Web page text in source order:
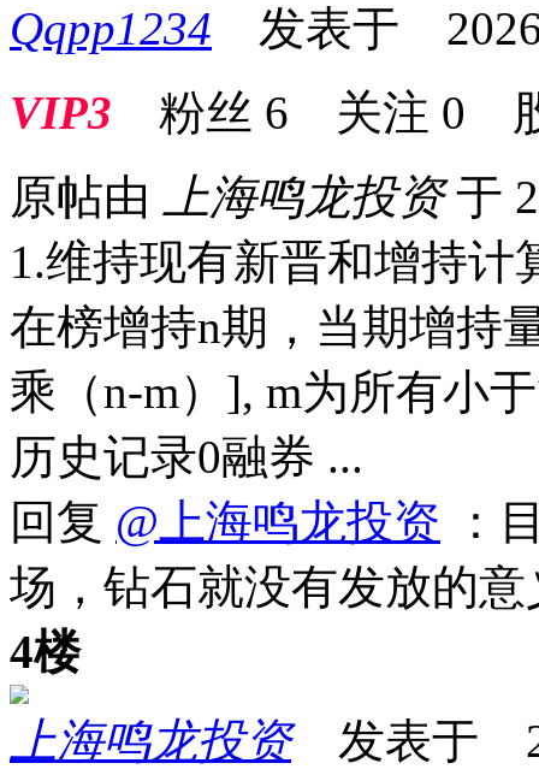
Qqpp1234 发表于
VIP3 粉丝 6 关注 0
原帖由 上海鸣龙投资于
1.维持现有新晋和增持
在榜增持n期，当期增持
乘（n-m）], m为所有小
历史记录0融券 ...
回复 @上海鸣龙投资 ：
场，钻石就没有发放的意
4楼
上海鸣龙投资发表于